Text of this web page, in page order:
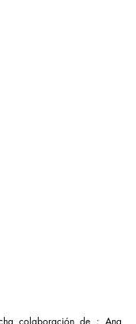
colaboración de : Ana